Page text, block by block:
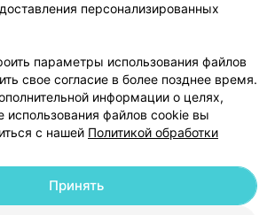
Добавить компанию
персонализированных
параметры использования файлов
свое согласие в более позднее время.
информации о целях,
использования файлов cookie вы
с нашей Политикой обработки
Принять